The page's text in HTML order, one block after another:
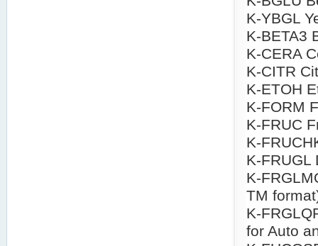
K-YBGL
K-BETA3
K-CERA
K-CITR
K-ETOH
K-FORM
K-FRUC
K-
K-FRUGL
K-
TM
K-
for Auto